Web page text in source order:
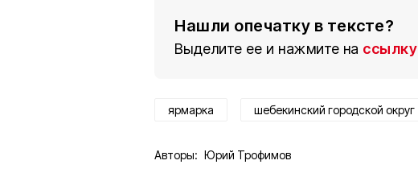
Нашли опечатку в тексте?
Выделите ее и нажмите на ссылку
ярмарка шебекинский городской округ
Авторы: Юрий Трофимов